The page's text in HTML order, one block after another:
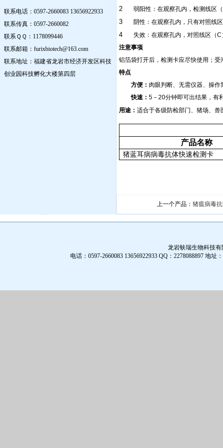
联系电话：0597-2660083 13656922933
联系传真：0597-2660082
联系ＱＱ：1178099446
联系邮箱：furixbiotech@163.com
联系地址：福建省龙岩市经济开发区科技
创业园科技孵化大楼第四层
2 弱阳性：在观察孔内，检测线区（
3 阴性：在观察孔内，只有对照线
4 失效：在观察孔内，对照线区（C
注意事项
铝箔袋打开后，检测卡应尽快使用；
特点
方便： 肉眼判断、无需仪器、操作
快速： 5 － 20分钟即可出结果，有
用途： 适合于各级防检部门、猪场、兽
产品名称
猪蓝耳病病毒抗体快速检测卡
上一个产品： 猪瘟病毒
龙岩蚨瑞生物科技
电话：0597-2660083 13656922933 QQ：2278088897 地